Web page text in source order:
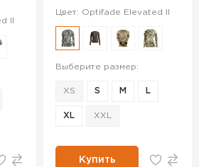
II
Цвет: Optifade Elevated II
Выберите размер:
XS S M L
XL XXL
Купить